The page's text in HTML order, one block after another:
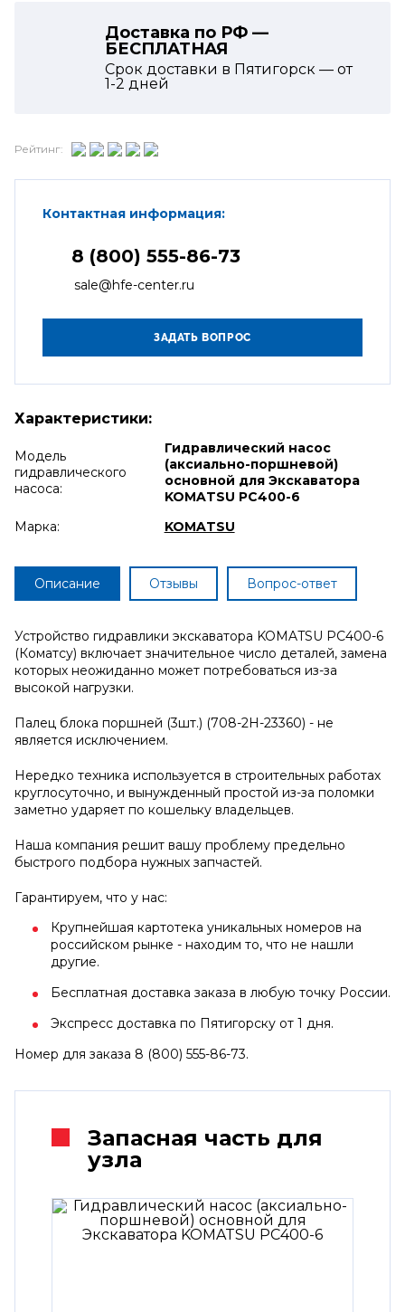
Доставка по РФ —
БЕСПЛАТНАЯ
Срок доставки в Пятигорск — от
1-2 дней
Рейтинг:
Контактная информация:
8 (800) 555-86-73
sale@hfe-center.ru
Характеристики:
Модель
гидравлического
насоса:
Гидравлический насос
(аксиально-поршневой)
основной для Экскаватора
KOMATSU PC400-6
Марка:
KOMATSU
Описание Отзывы Вопрос-ответ
Устройство гидравлики экскаватора KOMATSU PC400-6
(Коматсу) включает значительное число деталей, замена
которых неожиданно может потребоваться из-за
высокой нагрузки.
Палец блока поршней (3шт.) (708-2H-23360) - не
является исключением.
Нередко техника используется в строительных работах
круглосуточно, и вынужденный простой из-за поломки
заметно ударяет по кошельку владельцев.
Наша компания решит вашу проблему предельно
быстрого подбора нужных запчастей.
Гарантируем, что у нас:
Крупнейшая картотека уникальных номеров на
российском рынке - находим то, что не нашли
другие.
Бесплатная доставка заказа в любую точку России.
Экспресс доставка по Пятигорску от 1 дня.
Номер для заказа 8 (800) 555-86-73.
Запасная часть для
узла